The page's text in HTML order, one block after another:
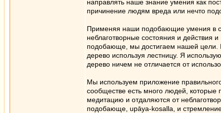
направлять наше знание умения как
причинение людям вреда или нечто
Применяя наши подобающие умения в
неблаготворные состояния и действия
подобающе, мы достигаем нашей цели.
дерево используя лестницу. Я
дерево ничем не отличается от
Мы используем приложение
сообществе есть много людей, которые
медитацию и отдаляются от
подобающе, upāya-kosalla, и